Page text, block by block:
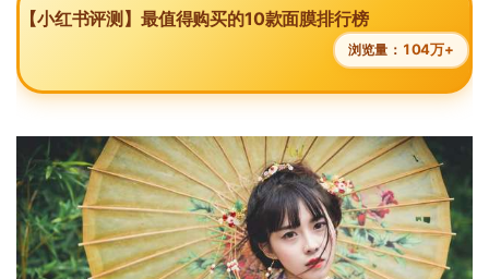
【小红书评测】最值得购买的10款面膜排行榜
浏览量： 104万+